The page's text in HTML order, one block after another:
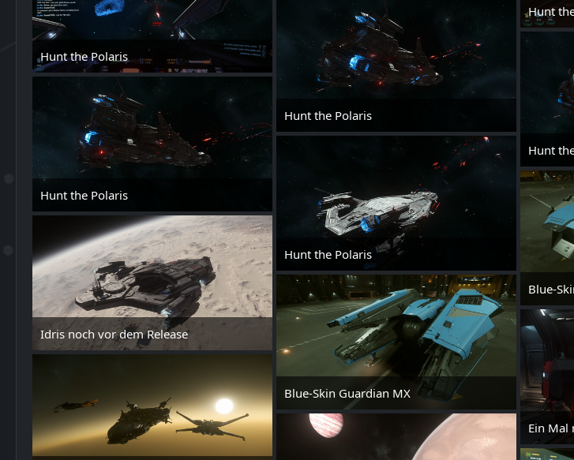
Hunt the Polaris
24. Mai 2025 um 00:22
Hunt the Polaris
24. Mai 2025 um 00:22
Idris noch vor dem Release
24. Mai 2025 um 00:20
Hunt the Polaris
24. Mai 2025 um 00:22
1
Hunt the Polaris
24. Mai 2025 um 00:22
1
Blue-Skin Guardian MX
24. Mai 2025 um 00:13
Hunt
Hunt
Blue-
Ein Mal